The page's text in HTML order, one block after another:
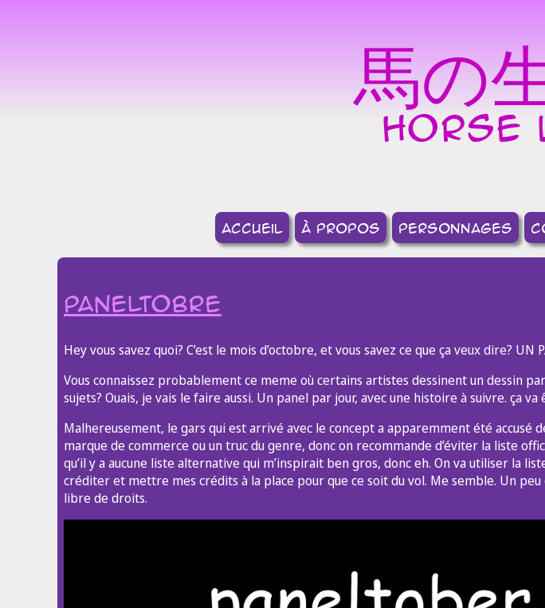
馬の
horse
accueil à propos Personnages
paneltobre
Hey vous savez quoi? C’est le mois d’octobre, et vous savez ce que ça veux dire? UN
Vous connaissez probablement ce meme où certains artistes dessinent un dessin
sujets? Ouais, je vais le faire aussi. Un panel par jour, avec une histoire à suivre. ça va
Malhereusement, le gars qui est arrivé avec le concept a apparemment été accusé
marque de commerce ou un truc du genre, donc on recommande d’éviter la liste
qu’il y a aucune liste alternative qui m’inspirait ben gros, donc eh. On va utiliser la
créditer et mettre mes crédits à la place pour que ce soit du vol. Me semble. Un
libre de droits.